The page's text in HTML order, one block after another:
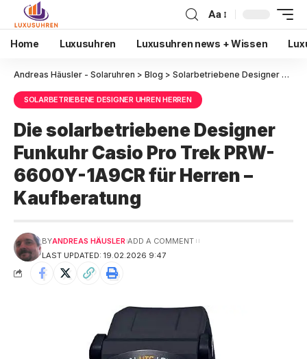
Aa
Home Luxusuhren Luxusuhren news + Wissen
Andreas Häusler - Solaruhren > Blog > Solarbetriebene Designer Uhren Herren
SOLARBETRIEBENE DESIGNER UHREN HERREN
Die solarbetriebene Designer
Funkuhr Casio Pro Trek PRW-
6600Y-1A9CR für Herren –
Kaufberatung
LAST UPDATED: 19.02.2026 9:47
BYANDREAS HÄUSLER ADD A COMMENT